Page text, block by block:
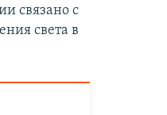
связано с
света в